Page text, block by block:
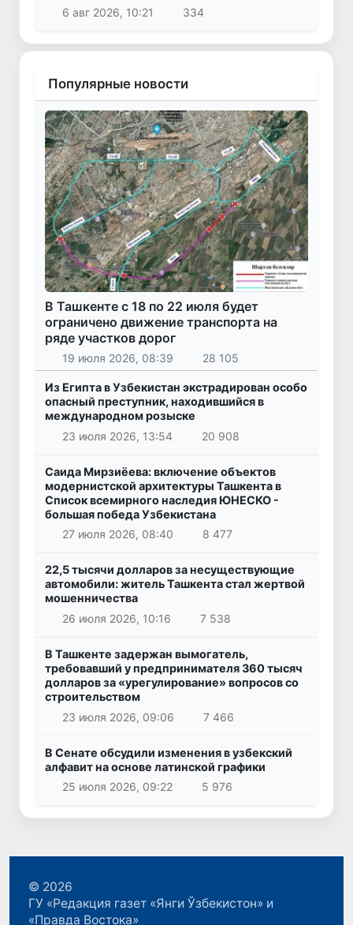
6 авг 2026, 10:21
334
Популярные новости
В Ташкенте с 18 по 22 июля будет
ограничено движение транспорта на
ряде участков дорог
19 июля 2026, 08:39 28 105
Из Египта в Узбекистан экстрадирован особо
опасный преступник, находившийся в
международном розыске
23 июля 2026, 13:54
20 908
Саида Мирзиёева: включение объектов
модернистской архитектуры Ташкента в
Список всемирного наследия ЮНЕСКО -
большая победа Узбекистана
27 июля 2026, 08:40
8 477
22,5 тысячи долларов за несуществующие
автомобили: житель Ташкента стал жертвой
мошенничества
26 июля 2026, 10:16
7 538
В Ташкенте задержан вымогатель,
требовавший у предпринимателя 360 тысяч
долларов за «урегулирование» вопросов со
строительством
23 июля 2026, 09:06
7 466
В Сенате обсудили изменения в узбекский
алфавит на основе латинской графики
25 июля 2026, 09:22
5 976
© 2026
ГУ «Редакция газет «Янги Ўзбекистон» и
«Правда Востока»